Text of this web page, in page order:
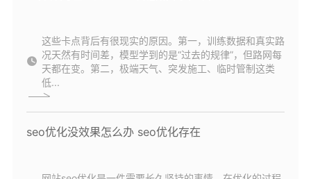
这些卡点背后有很现实的原因。第一，训练数据和真实路
况天然有时间差，模型学到的是“过去的规律”，但路网每
天都在变。第二，极端天气、突发施工、临时管制这类
低...
seo优化没效果怎么办 seo优化存在